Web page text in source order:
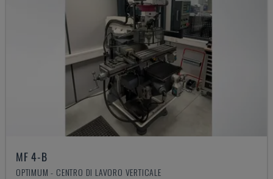
MF 4-B
OPTIMUM - CENTRO DI LAVORO VERTICALE